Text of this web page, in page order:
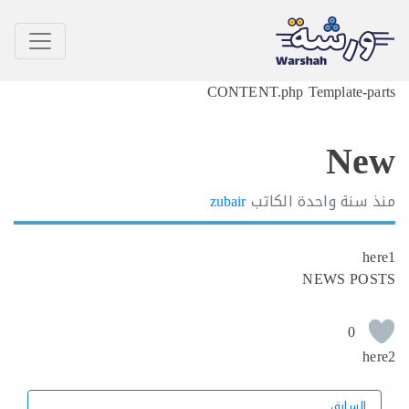
CONTENT.php
سنة واحدةالكاتبzubair
NEWS
0